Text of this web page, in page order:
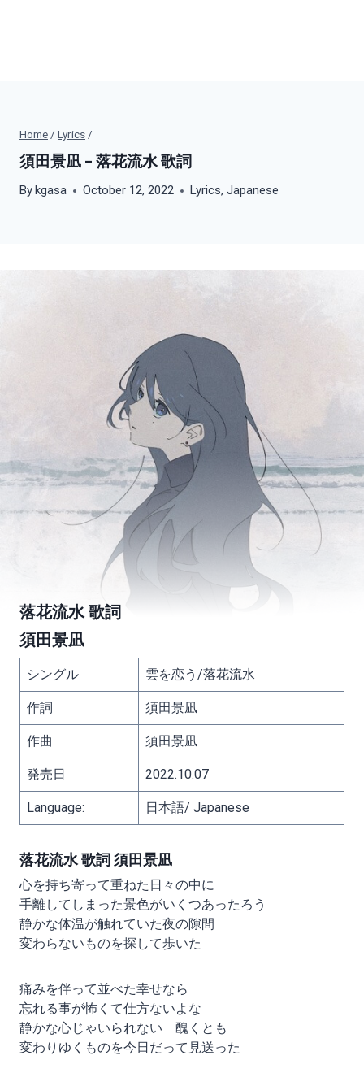
Home / Lyrics /
須田景凪 – 落花流水 歌詞
Bykgasa October 12, 2022 Lyrics,Japanese
落花流水 歌詞
須田景凪
シングル 雲を恋う/落花流水
作詞 須田景凪
作曲 須田景凪
発売日 2022.10.07
Language: 日本語/ Japanese
落花流水 歌詞 須田景凪
心を持ち寄って重ねた日々の中に
手離してしまった景色がいくつあったろう
静かな体温が触れていた夜の隙間
変わらないものを探して歩いた
痛みを伴って並べた幸せなら
忘れる事が怖くて仕方ないよな
静かな心じゃいられない 醜くとも
変わりゆくものを今日だって見送った